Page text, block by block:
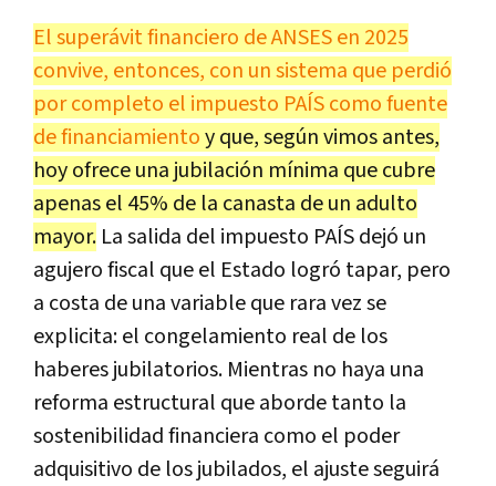
El superávit financiero de ANSES en 2025
convive, entonces, con un sistema que perdió
por completo el impuesto PAÍS como fuente
de financiamientoy que, según vimos antes,
hoy ofrece una jubilación mínima que cubre
apenas el 45% de la canasta de un adulto
mayor. La salida del impuesto PAÍS dejó un
agujero fiscal que el Estado logró tapar, pero
a costa de una variable que rara vez se
explicita: el congelamiento real de los
haberes jubilatorios. Mientras no haya una
reforma estructural que aborde tanto la
sostenibilidad financiera como el poder
adquisitivo de los jubilados, el ajuste seguirá